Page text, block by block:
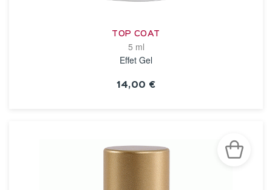
TOP COAT
5 ml
Effet Gel
14,00 €